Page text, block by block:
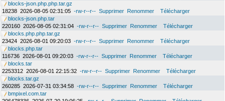
blocks-json.php.php.tar.gz
18238 2026-08-05 02:31:05 -rw-r--r-- Supprimer Renommer
Télécharger
blocks-json.php.tar
220160 2026-08-05 02:31:04 -rw-r--r-- Supprimer Renommer
Télécharger
blocks.php.php.tar.gz
23424 2026-08-01 09:20:03 -rw-r--r-- Supprimer Renommer
Télécharger
blocks.php.tar
116736 2026-08-01 09:20:03 -rw-r--r-- Supprimer Renommer
Télécharger
blocks.tar
2253312 2026-08-01 22:15:32 -rw-r--r-- Supprimer Renommer
Télécharger
blocks.tar.gz
260285 2026-07-31 03:34:58 -rw-r--r-- Supprimer Renommer
Télécharger
bmpixel.com.tar